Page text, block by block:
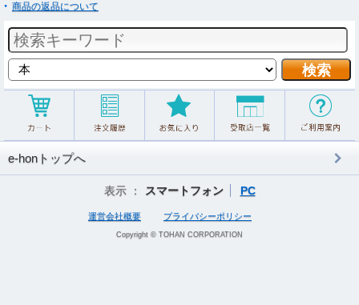
商品の返品について
e-honトップへ
表示 ： スマートフォン PC
運営会社概要 プライバシーポリシー
Copyright © TOHAN CORPORATION